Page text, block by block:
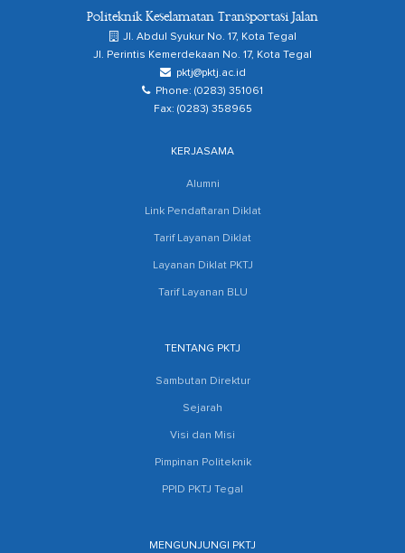
Politeknik Keselamatan Transportasi Jalan
Jl. Abdul Syukur No. 17, Kota Tegal
Jl. Perintis Kemerdekaan No. 17, Kota Tegal
pktj@pktj.ac.id
Phone: (0283) 351061
Fax: (0283) 358965
KERJASAMA
Alumni
Link Pendaftaran Diklat
Tarif Layanan Diklat
Layanan Diklat PKTJ
Tarif Layanan BLU
TENTANG PKTJ
Sambutan Direktur
Sejarah
Visi dan Misi
Pimpinan Politeknik
PPID PKTJ Tegal
MENGUNJUNGI PKTJ